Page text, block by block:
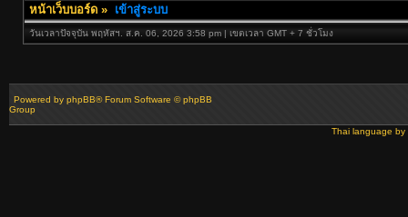
หน้าเว็บบอร์ด » เข้าสู่ระบบ
วันเวลาปัจจุบัน พฤหัสฯ. ส.ค. 06, 2026 3:58 pm | เขตเวลา GMT + 7 ชั่วโมง
Powered by phpBB® Forum Software © phpBB
Group
Thai language by